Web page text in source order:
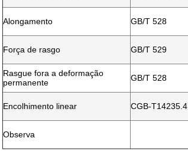
Alongamento GB/T 528
Força de rasgo GB/T 529
Rasgue fora a deformação
permanente
GB/T 528
Encolhimento linear CGB-T14235.4
Observa